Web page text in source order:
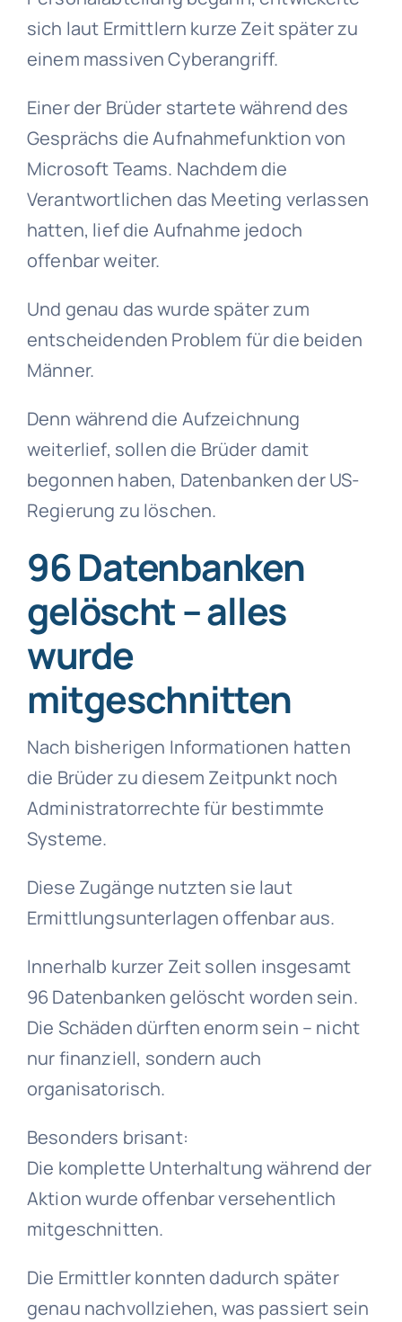
sich laut Ermittlern kurze Zeit später zu
einem massiven Cyberangriff.
Einer der Brüder startete während des
Gesprächs die Aufnahmefunktion von
Microsoft Teams. Nachdem die
Verantwortlichen das Meeting verlassen
hatten, lief die Aufnahme jedoch
offenbar weiter.
Und genau das wurde später zum
entscheidenden Problem für die beiden
Männer.
Denn während die Aufzeichnung
weiterlief, sollen die Brüder damit
begonnen haben, Datenbanken der US-
Regierung zu löschen.
96 Datenbanken
gelöscht – alles
wurde
mitgeschnitten
Nach bisherigen Informationen hatten
die Brüder zu diesem Zeitpunkt noch
Administratorrechte für bestimmte
Systeme.
Diese Zugänge nutzten sie laut
Ermittlungsunterlagen offenbar aus.
Innerhalb kurzer Zeit sollen insgesamt
96 Datenbanken gelöscht worden sein.
Die Schäden dürften enorm sein – nicht
nur finanziell, sondern auch
organisatorisch.
Besonders brisant:
Die komplette Unterhaltung während der
Aktion wurde offenbar versehentlich
mitgeschnitten.
Die Ermittler konnten dadurch später
genau nachvollziehen, was passiert sein